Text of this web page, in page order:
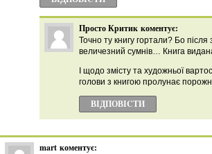
Просто Критик коментує:
Точно ту книгу гортали? Бо
величезний сумнів… Книга
І щодо змісту та художньої
голови з книгою пролунає
ВІДПОВІCТИ
mart коментує: